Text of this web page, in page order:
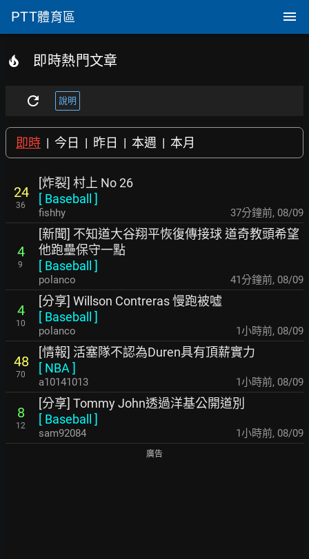
PTT體育區
即時熱門文章
說明
即時 | 今日 | 昨日 | 本週 | 本月
24
36
[炸裂] 村上 No 26
[ Baseball ]
fishhy 38分鐘前, 08/09
4
9
[新聞] 不知道大谷翔平恢復傳接球 道奇教頭希望
他跑壘保守一點
[ Baseball ]
polanco 41分鐘前, 08/09
4
10
[分享] Willson Contreras 慢跑被噓
[ Baseball ]
polanco 1小時前, 08/09
48
70
[情報] 活塞隊不認為Duren具有頂薪實力
[ NBA ]
a10141013 1小時前, 08/09
8
12
[分享] Tommy John透過洋基公開道別
[ Baseball ]
sam92084 1小時前, 08/09
廣告